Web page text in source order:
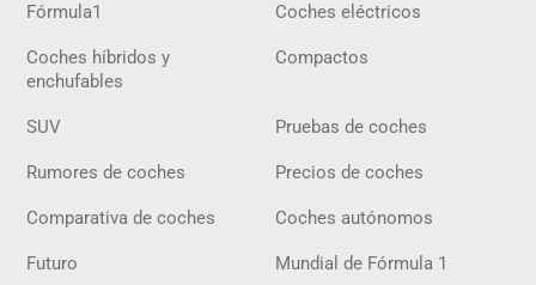
Fórmula1 Coches eléctricos
Coches híbridos y
enchufables
Compactos
SUV Pruebas de coches
Rumores de coches Precios de coches
Comparativa de coches Coches autónomos
Futuro Mundial de Fórmula 1